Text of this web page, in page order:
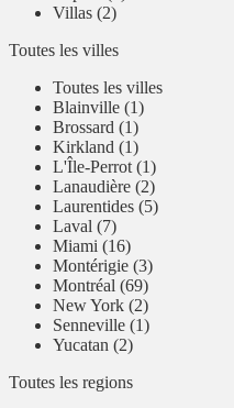
Villas (2)
Toutes les villes
Toutes les villes
Blainville (1)
Brossard (1)
Kirkland (1)
L'Île-Perrot (1)
Lanaudière (2)
Laurentides (5)
Laval (7)
Miami (16)
Montérigie (3)
Montréal (69)
New York (2)
Senneville (1)
Yucatan (2)
Toutes les regions